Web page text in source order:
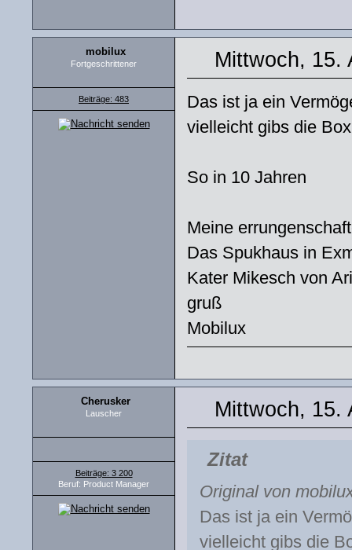
mobilux
Fortgeschrittener
Beiträge: 483
Mittwoch, 15.
Das ist ja ein
vielleicht gibs die
So in 10 Jahren
Meine
Das Spukhaus in
Kater Mikesch von
gruß
Mobilux
Cherusker
Lauscher
Beiträge: 3 200
Beruf: Product Manager
Mittwoch, 15.
Zitat
Original von
Das ist ja ein
vielleicht gibs die